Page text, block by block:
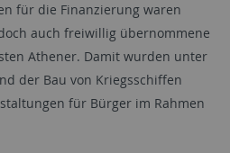
für die Finanzierung waren
auch freiwillig übernommene
Athener. Damit wurden unter
der Bau von Kriegsschiffen
für Bürger im Rahmen